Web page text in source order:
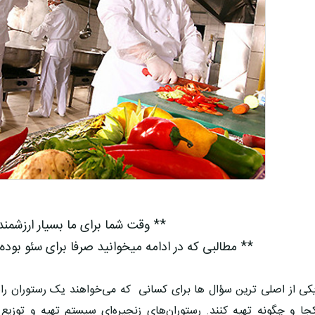
** وقت شما برای ما بسیار
** مطالبی که در ادامه میخوانید صرفا برای سئو
از اصلی ترین سؤال ها برای کسانی که می‌خواهند یک رستوران
و چگونه تهیه کنند. رستوران‌های زنجیره‌ای سیستم تهیه و